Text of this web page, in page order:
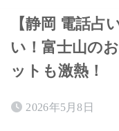
【静岡 電話占
い！富士山の
ットも激熱！
2026年5月8日